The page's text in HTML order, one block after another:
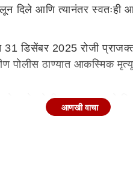
दिले आणि त्यानंतर
31 डिसेंबर 2025 रोजी
ठाण्यात आकस्मिक
पोलीस तपासात असे
याच तणावातून तिने
आणखी वाचा